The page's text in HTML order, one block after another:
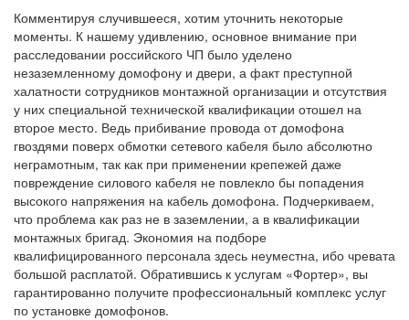
Комментируя случившееся, хотим уточнить некоторые
моменты. К нашему удивлению, основное внимание при
расследовании российского ЧП было уделено
незаземленному домофону и двери, а факт преступной
халатности сотрудников монтажной организации и отсутствия
у них специальной технической квалификации отошел на
второе место. Ведь прибивание провода от домофона
гвоздями поверх обмотки сетевого кабеля было абсолютно
неграмотным, так как при применении крепежей даже
повреждение силового кабеля не повлекло бы попадения
высокого напряжения на кабель домофона. Подчеркиваем,
что проблема как раз не в заземлении, а в квалификации
монтажных бригад. Экономия на подборе
квалифицированного персонала здесь неуместна, ибо чревата
большой расплатой. Обратившись к услугам «Фортер», вы
гарантированно получите профессиональный комплекс услуг
по установке домофонов.